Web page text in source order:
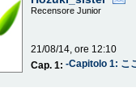
Recensore Junior
21/08/14, ore 12:10
Cap. 1:-Capitolo 1: こ